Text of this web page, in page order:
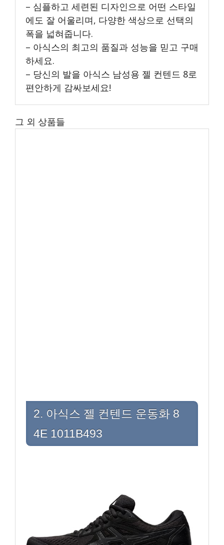
– 심플하고 세련된 디자인으로 어떤 스타일
에도 잘 어울리며, 다양한 색상으로 선택의
폭을 넓혀줍니다.
– 아식스의 최고의 품질과 성능을 믿고 구매
하세요.
– 당신의 발을 아식스 남성용 젤 컨텐드 8로
편안하게 감싸보세요!
그 외 상품들
2. 아식스 젤 컨텐드 운동화 8
4E 1011B493